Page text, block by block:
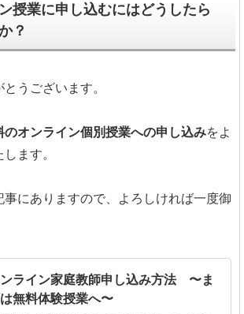
授業に申し込むにはどうしたら
？
うございます。
のオンライン個別授業への申し込みをよ
ます。
にありますので、よろしければ一度御
ライン家庭教師申し込み方法 〜ま
無料体験授業へ〜